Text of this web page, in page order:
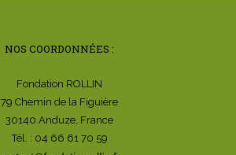
NOS COORDONNÉES :
Fondation ROLLIN
79 Chemin de la Figuière
30140 Anduze, France
Tél. : 04 66 61 70 59